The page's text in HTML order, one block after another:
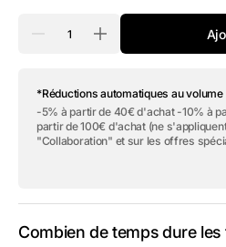
Réduire
Tatouage
éphémère
&quot;Polynesian
Manta
Ray&quot;
Augmenter
Tatouage
éphémère
&quot;Polynesian
Manta
Ray&quot;
*Réductions automatiques au volume
-5% à partir de 40€ d'achat -10% à
partir de 100€ d'achat (ne
"Collaboration" et sur les offres
Combien de temps dure les